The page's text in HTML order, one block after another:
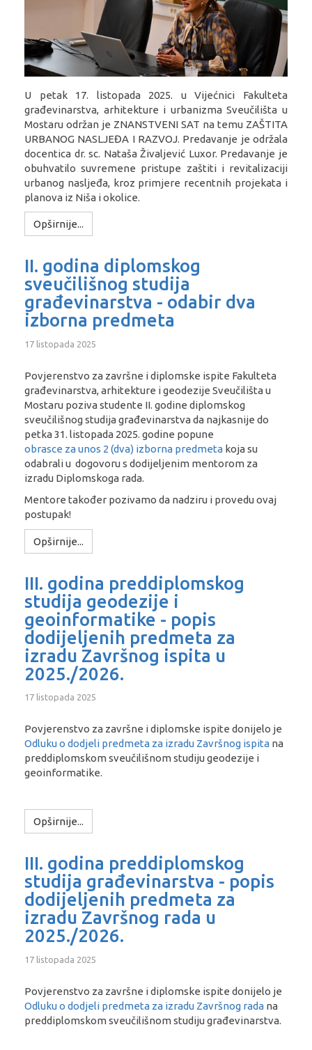
U petak 17. listopada 2025. u Vijećnici Fakulteta
građevinarstva, arhitekture i urbanizma Sveučilišta u
Mostaru održan je ZNANSTVENI SAT na temu ZAŠTITA
URBANOG NASLJEĐA I RAZVOJ. Predavanje je održala
docentica dr. sc. Nataša Živaljević Luxor. Predavanje je
obuhvatilo suvremene pristupe zaštiti i revitalizaciji
urbanog nasljeđa, kroz primjere recentnih projekata i
planova iz Niša i okolice.
Opširnije...
II. godina diplomskog
sveučilišnog studija
građevinarstva - odabir dva
izborna predmeta
17 listopada 2025
Povjerenstvo za završne i diplomske ispite Fakulteta
građevinarstva, arhitekture i geodezije Sveučilišta u
Mostaru poziva studente II. godine diplomskog
sveučilišnog studija građevinarstva da najkasnije do
petka 31. listopada 2025. godine popune
obrasce za unos 2 (dva) izborna predmeta koja su
odabrali u dogovoru s dodijeljenim mentorom za
izradu Diplomskoga rada.
Mentore također pozivamo da nadziru i provedu ovaj
postupak!
Opširnije...
III. godina preddiplomskog
studija geodezije i
geoinformatike - popis
dodijeljenih predmeta za
izradu Završnog ispita u
2025./2026.
17 listopada 2025
Povjerenstvo za završne i diplomske ispite donijelo je
Odluku o dodjeli predmeta za izradu Završnog ispita na
preddiplomskom sveučilišnom studiju geodezije i
geoinformatike.
Opširnije...
III. godina preddiplomskog
studija građevinarstva - popis
dodijeljenih predmeta za
izradu Završnog rada u
2025./2026.
17 listopada 2025
Povjerenstvo za završne i diplomske ispite donijelo je
Odluku o dodjeli predmeta za izradu Završnog rada na
preddiplomskom sveučilišnom studiju građevinarstva.